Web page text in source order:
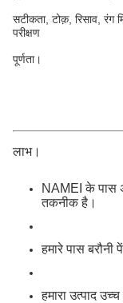
सटीकता, टोक़, रिसाव, रंग
परीक्षण
पूर्णता।
लाभ।
NAMEI के पास
तकनीक है।
हमारे पास
हमारा उत्पाद